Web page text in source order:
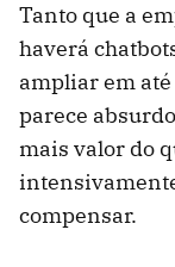
Tanto que a
haverá
ampliar em até
parece
mais valor do
compensar.